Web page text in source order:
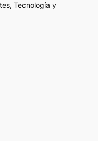
Tecnología y